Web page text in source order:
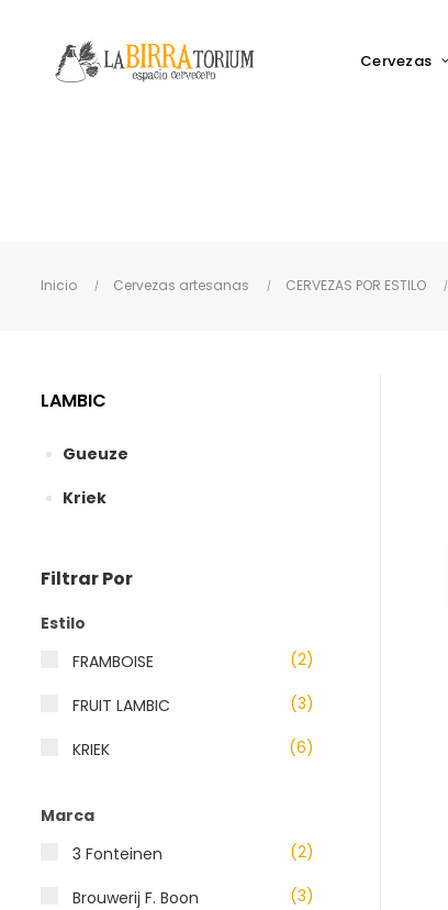
Cervezas
Inicio Cervezas artesanas CERVEZAS POR ESTILO
LAMBIC
Gueuze
Kriek
Filtrar Por
Estilo
FRAMBOISE
(2)
FRUIT LAMBIC (3)
KRIEK (6)
Marca
3 Fonteinen
(2)
Brouwerij F. Boon (3)